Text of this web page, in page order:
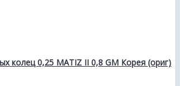
колец 0,25 MATIZ II 0,8 GM Корея (ориг)